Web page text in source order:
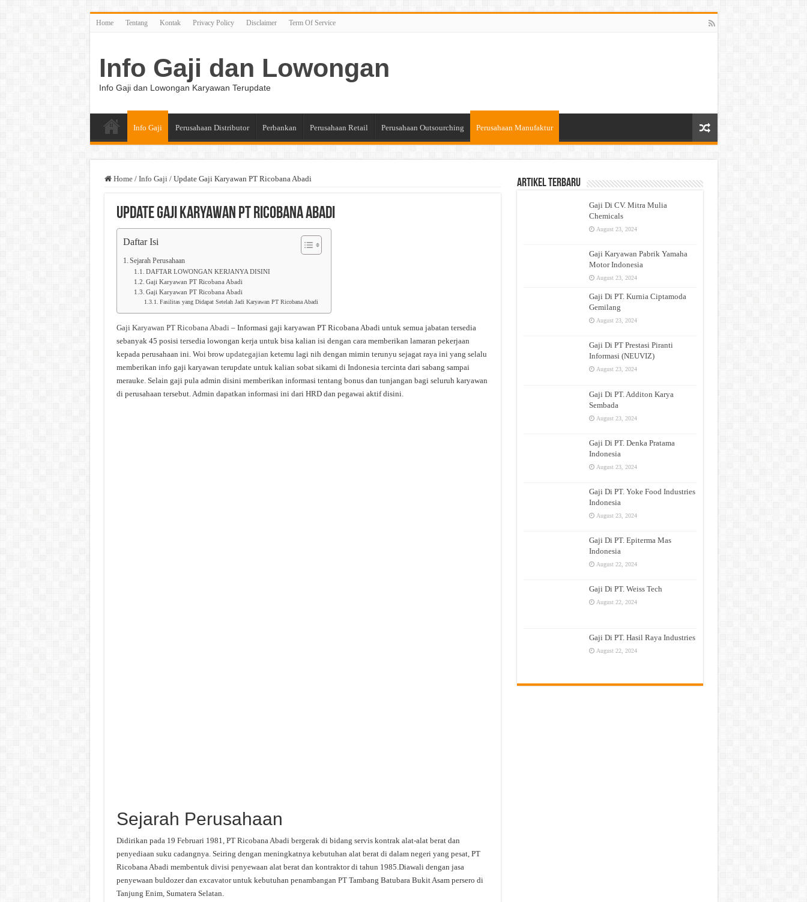
Home Tentang Kontak Privacy Policy Disclaimer Term Of Service
Info Gaji dan Lowongan
Info Gaji dan Lowongan Karyawan Terupdate
Info Gaji Perusahaan Distributor Perbankan Perusahaan Retail Perusahaan Outsourching Perusahaan Manufaktur
Home / Info Gaji / Update Gaji Karyawan PT Ricobana Abadi
Update Gaji Karyawan PT Ricobana Abadi
Daftar Isi
Sejarah Perusahaan
DAFTAR LOWONGAN KERJANYA DISINI
Gaji Karyawan PT Ricobana Abadi
Gaji Karyawan PT Ricobana Abadi
Fasilitas yang Didapat Setelah Jadi Karyawan PT Ricobana Abadi
Gaji Karyawan PT Ricobana Abadi– Informasi gaji karyawan PT Ricobana Abadi untuk semua jabatan tersedia
sebanyak 45 posisi tersedia lowongan kerja untuk bisa kalian isi dengan cara memberikan lamaran pekerjaan
kepada perusahaan ini. Woi browupdategajian ketemu lagi nih dengan mimin terunyu sejagat raya ini yang selalu
memberikan info gaji karyawan terupdate untuk kalian sobat sikami di Indonesia tercinta dari sabang sampai
merauke. Selain gaji pula admin disini memberikan informasi tentang bonus dan tunjangan bagi seluruh karyawan
di perusahaan tersebut. Admin dapatkan informasi ini dari HRD dan pegawai aktif disini.
Sejarah Perusahaan
Didirikan pada 19 Februari 1981, PT Ricobana Abadi bergerak di bidang servis kontrak alat-alat berat dan
penyediaan suku cadangnya. Seiring dengan meningkatnya kebutuhan alat berat di dalam negeri yang pesat, PT
Ricobana Abadi membentuk divisi penyewaan alat berat dan kontraktor di tahun 1985.Diawali dengan jasa
penyewaan buldozer dan excavator untuk kebutuhan penambangan PT Tambang Batubara Bukit Asam persero di
Tanjung Enim, Sumatera Selatan.
Artikel Terbaru
Gaji Di CV. Mitra Mulia
Chemicals
August 23, 2024
Gaji Karyawan Pabrik Yamaha
Motor Indonesia
August 23, 2024
Gaji Di PT. Kurnia Ciptamoda
Gemilang
August 23, 2024
Gaji Di PT Prestasi Piranti
Informasi (NEUVIZ)
August 23, 2024
Gaji Di PT. Additon Karya
Sembada
August 23, 2024
Gaji Di PT. Denka Pratama
Indonesia
August 23, 2024
Gaji Di PT. Yoke Food Industries
Indonesia
August 23, 2024
Gaji Di PT. Epiterma Mas
Indonesia
August 22, 2024
Gaji Di PT. Weiss Tech
August 22, 2024
Gaji Di PT. Hasil Raya Industries
August 22, 2024